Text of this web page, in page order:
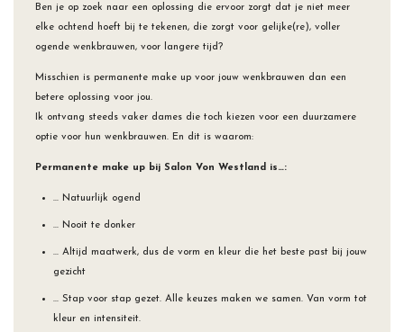
Ben je op zoek naar een oplossing die ervoor zorgt dat je niet meer
elke ochtend hoeft bij te tekenen, die zorgt voor gelijke(re), voller
ogende wenkbrauwen, voor langere tijd?
Misschien is permanente make up voor jouw wenkbrauwen dan een
betere oplossing voor jou.
Ik ontvang steeds vaker dames die toch kiezen voor een duurzamere
optie voor hun wenkbrauwen. En dit is waarom:
Permanente make up bij Salon Von Westland is…:
… Natuurlijk ogend
… Nooit te donker
… Altijd maatwerk, dus de vorm en kleur die het beste past bij jouw
gezicht
… Stap voor stap gezet. Alle keuzes maken we samen. Van vorm tot
kleur en intensiteit.